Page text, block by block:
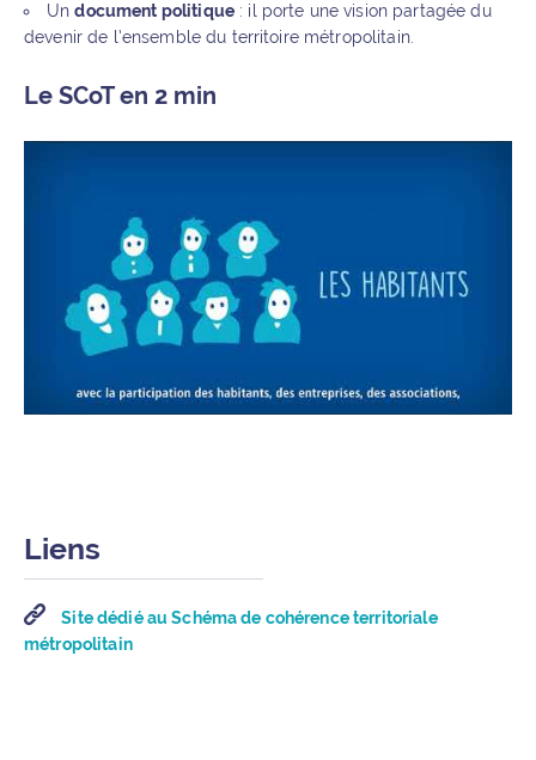
Undocument politique: il porte une vision partagée du
devenir de l’ensemble du territoire métropolitain.
Le SCoT en 2 min
Liens
Site dédié au Schéma de cohérence territoriale
métropolitain